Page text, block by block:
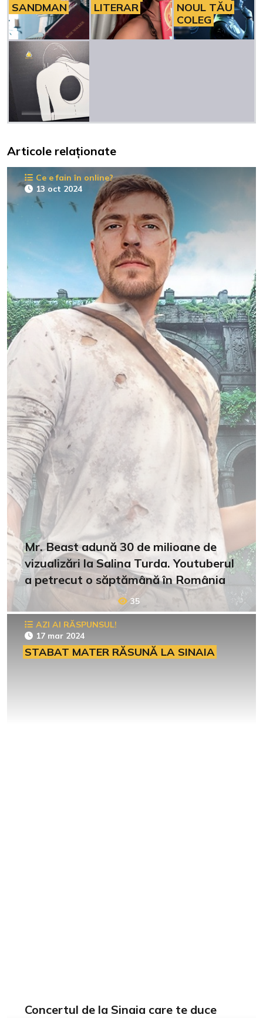
SANDMAN
LITERAR
NOUL TĂU
COLEG
Articole relaționate
Ce e fain în online?
13 oct 2024
Mr. Beast adună 30 de milioane de
vizualizări la Salina Turda. Youtuberul
a petrecut o săptămână în România
35
AZI AI RĂSPUNSUL!
17 mar 2024
STABAT MATER RĂSUNĂ LA SINAIA
Concertul de la Sinaia care te duce